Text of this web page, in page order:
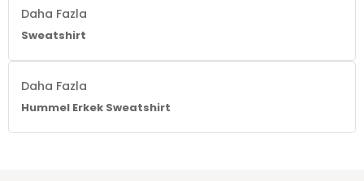
Daha Fazla
Sweatshirt
Daha Fazla
Hummel Erkek Sweatshirt